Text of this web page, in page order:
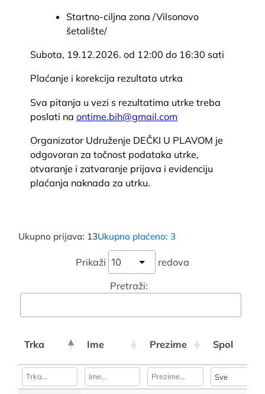
Startno-ciljna zona /Vilsonovo
šetalište/
Subota, 19.12.2026. od 12:00 do 16:30 sati
Plaćanje i korekcija rezultata utrka
Sva pitanja u vezi s rezultatima utrke treba
poslati naontime.bih@gmail.com
Organizator Udruženje DEČKI U PLAVOM je
odgovoran za točnost podataka utrke,
otvaranje i zatvaranje prijava i evidenciju
plaćanja naknada za utrku.
Ukupno prijava: 13Ukupno plaćeno: 3
Prikaži redova
Pretraži:
Trka Ime Prezime Spol